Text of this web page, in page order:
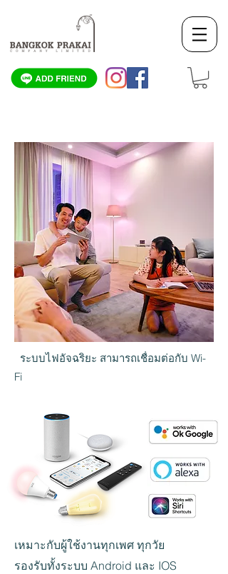
ระบบไฟอัจฉริยะ สามารถเชื่อมต่อกับ Wi-
Fi
เหมาะกับผู้ใช้งานทุกเพศ ทุกวัย
รองรับทั้งระบบ Android และ IOS